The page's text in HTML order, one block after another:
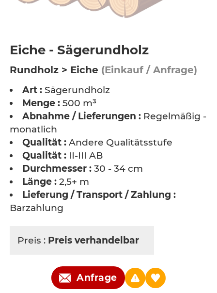
Eiche - Sägerundholz
Rundholz > Eiche (Einkauf / Anfrage)
Art : Sägerundholz
Menge : 500 m³
Abnahme / Lieferungen : Regelmäßig -
monatlich
Qualität : Andere Qualitätsstufe
Qualität : II-III AB
Durchmesser : 30 - 34 cm
Länge : 2,5+ m
Lieferung / Transport / Zahlung :
Barzahlung
Preis : Preis verhandelbar
Anfrage